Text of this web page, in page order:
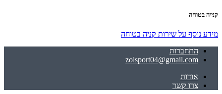
קנייה בטוחה
מידע נוסף על שירות קניה בטוחה
התחברות
zolsport04@gmail.com
אודות
צרו קשר